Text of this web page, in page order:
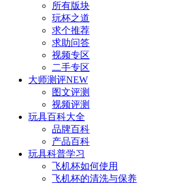
所有版块
玩杯之道
求个推荐
求助问答
视频专区
二手专区
大师测评NEW
图文评测
视频评测
玩具百科大全
品牌百科
产品百科
玩具科普学习
飞机杯如何使用
飞机杯的清洗与保养